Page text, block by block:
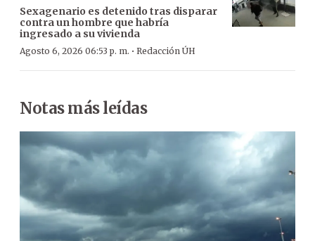
Sexagenario es detenido tras disparar
contra un hombre que habría
ingresado a su vivienda
Agosto 6, 2026 06:53 p. m. · Redacción ÚH
Notas más leídas